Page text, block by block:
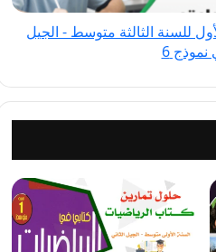
للسنة الثالثة متوسط - الجيل
نموذج 6